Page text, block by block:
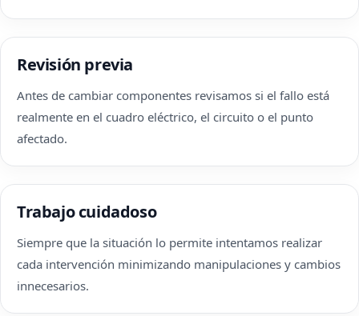
Revisión previa
Antes de cambiar componentes revisamos si el fallo está
realmente en el cuadro eléctrico, el circuito o el punto
afectado.
Trabajo cuidadoso
Siempre que la situación lo permite intentamos realizar
cada intervención minimizando manipulaciones y cambios
innecesarios.